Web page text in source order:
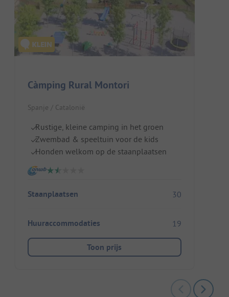
Càmping Rural Montori
Spanje / Catalonië
Rustige, kleine camping in het groen
Zwembad & speeltuin voor de kids
Honden welkom op de staanplaatsen
Staanplaatsen 30
Huuraccommodaties 19
Toon prijs